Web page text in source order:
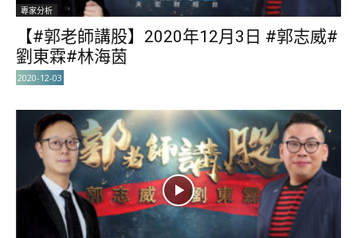
專家分析
【#郭老師講股】2020年12月3日 #郭志威#
劉東霖#林海茵
2020-12-03